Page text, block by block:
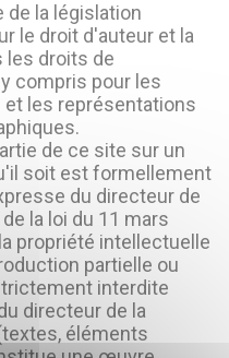
de la législation
le droit d'auteur et la
les droits de
compris pour les
les représentations
de ce site sur un
soit est formellement
du directeur de
la loi du 11 mars
propriété intellectuelle
partielle ou
interdite
directeur de la
éléments